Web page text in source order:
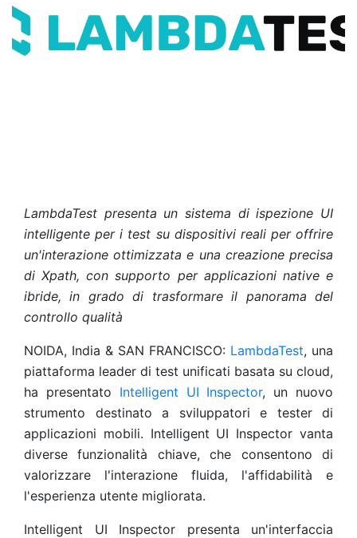
LambdaTest presenta un sistema di ispezione UI
intelligente per i test su dispositivi reali per offrire
un'interazione ottimizzata e una creazione precisa
di Xpath, con supporto per applicazioni native e
ibride, in grado di trasformare il panorama del
controllo qualità
NOIDA, India & SAN FRANCISCO: LambdaTest, una
piattaforma leader di test unificati basata su cloud,
ha presentato Intelligent UI Inspector, un nuovo
strumento destinato a sviluppatori e tester di
applicazioni mobili. Intelligent UI Inspector vanta
diverse funzionalità chiave, che consentono di
valorizzare l'interazione fluida, l'affidabilità e
l'esperienza utente migliorata.
Intelligent UI Inspector presenta un'interfaccia